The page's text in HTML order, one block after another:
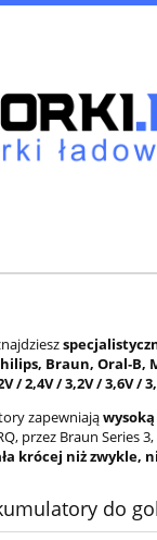
Braun, Oral‑B,
/ 2,4V / 3,2V / 3,6V /
zapewniają
przez Braun Series
krócej niż zwykle,
do